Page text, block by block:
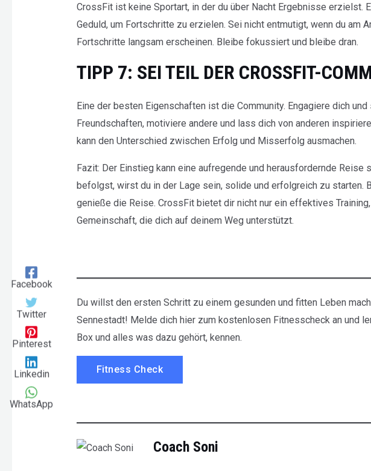
CrossFit ist keine Sportart, in der du über Nacht Ergebnisse erzielst.
Geduld, um Fortschritte zu erzielen. Sei nicht entmutigt, wenn du am
Fortschritte langsam erscheinen. Bleibe fokussiert und bleibe dran.
TIPP 7: SEI TEIL DER CROSSFIT-
Eine der besten Eigenschaften ist die Community. Engagiere dich
Freundschaften, motiviere andere und lass dich von anderen
kann den Unterschied zwischen Erfolg und Misserfolg ausmachen.
Fazit: Der Einstieg kann eine aufregende und herausfordernde Reise
befolgst, wirst du in der Lage sein, solide und erfolgreich zu starten.
genieße die Reise. CrossFit bietet dir nicht nur ein effektives
Gemeinschaft, die dich auf deinem Weg unterstützt.
Du willst den ersten Schritt zu einem gesunden und fitten Leben
Sennestadt! Melde dich hier zum kostenlosen Fitnesscheck an und
Box und alles was dazu gehört, kennen.
Fitness Check
Coach Soni
Facebook
Twitter
Pinterest
Linkedin
WhatsApp